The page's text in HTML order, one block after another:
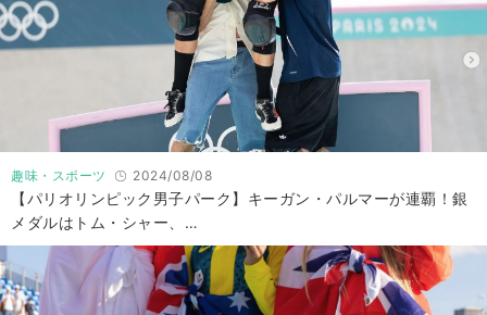
趣味・スポーツ 2024/08/08
【パリオリンピック男子パーク】キーガン・パルマーが連覇！銀
メダルはトム・シャー、…